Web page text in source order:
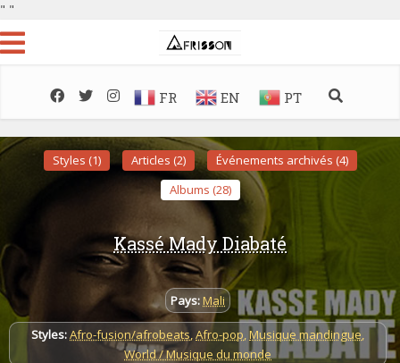
" "
FR EN PT
Styles (1) Articles (2)
Événements archivés (4)
Albums (28)
Kassé Mady Diabaté
Pays:Mali
Styles:Afro-fusion/afrobeats,Afro-pop,Musique mandingue,
World / Musique du monde